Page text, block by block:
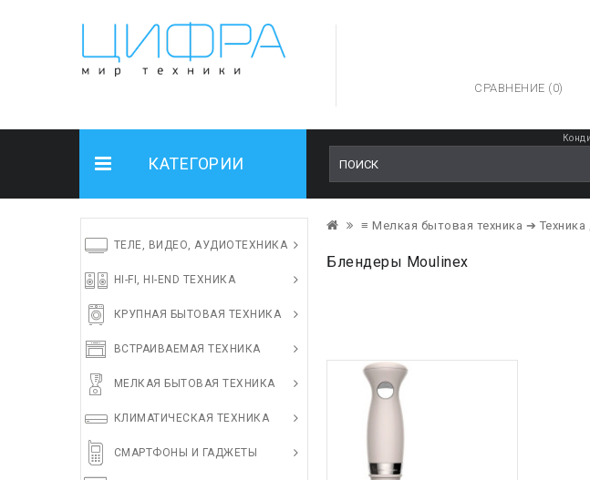
СРАВНЕНИЕ (0)
КАТЕГОРИИ
ТЕЛЕ, ВИДЕО, АУДИОТЕХНИКА
HI-FI, HI-END ТЕХНИКА
КРУПНАЯ БЫТОВАЯ ТЕХНИКА
ВСТРАИВАЕМАЯ ТЕХНИКА
МЕЛКАЯ БЫТОВАЯ ТЕХНИКА
КЛИМАТИЧЕСКАЯ ТЕХНИКА
СМАРТФОНЫ И ГАДЖЕТЫ
≡ Мелкая бытовая техника ➔ Техника
Блендеры Moulinex